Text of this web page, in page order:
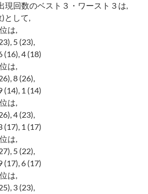
現回数のベスト３・ワースト３は,
として,
は,
5 (23),
(16), 4 (18)
は,
8 (26),
(14), 1 (14)
は,
4 (23),
(17), 1 (17)
は,
5 (22),
(17), 6 (17)
は,
3 (23),